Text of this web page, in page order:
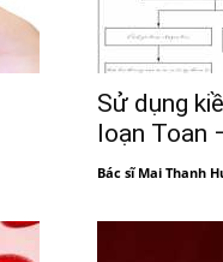
Sử dụng
loạn Toan
Bác sĩ Mai Thanh